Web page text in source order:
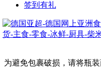
签到有礼
为避免包裹破损，请将瓶